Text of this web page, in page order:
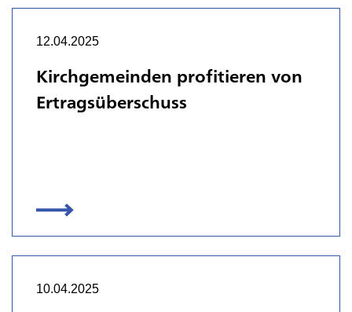
12.04.2025
Kirchgemeinden profitieren von
Ertragsüberschuss
10.04.2025